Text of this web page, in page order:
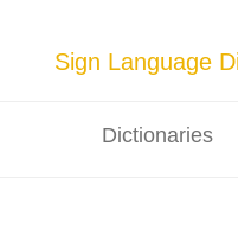
Sign Language
Dictionaries